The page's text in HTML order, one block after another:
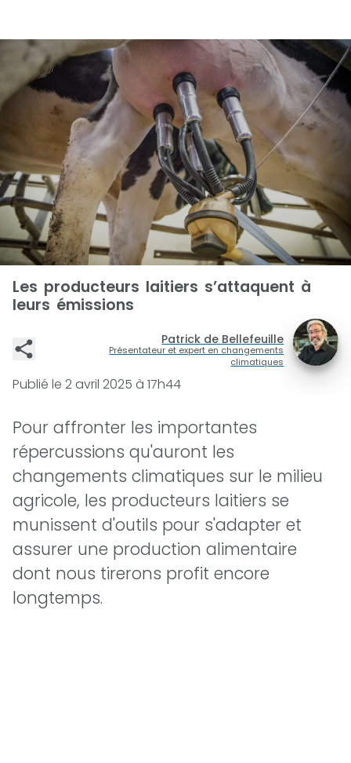
Les producteurs laitiers s’attaquent à
leurs émissions
Patrick de Bellefeuille
Présentateur et expert en changements
climatiques
Publié le 2 avril 2025 à 17h44
Pour affronter les importantes
répercussions qu'auront les
changements climatiques sur le milieu
agricole, les producteurs laitiers se
munissent d'outils pour s'adapter et
assurer une production alimentaire
dont nous tirerons profit encore
longtemps.